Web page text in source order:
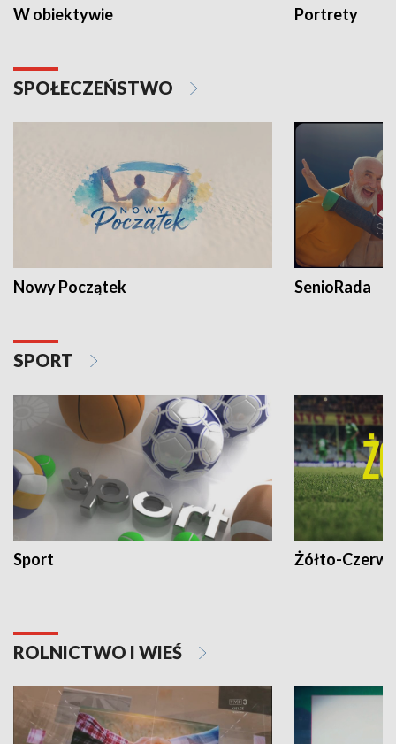
W obiektywie Portrety
SPOŁECZEŃSTWO
Nowy Początek SenioRada
SPORT
Sport Żółto-
ROLNICTWO I WIEŚ